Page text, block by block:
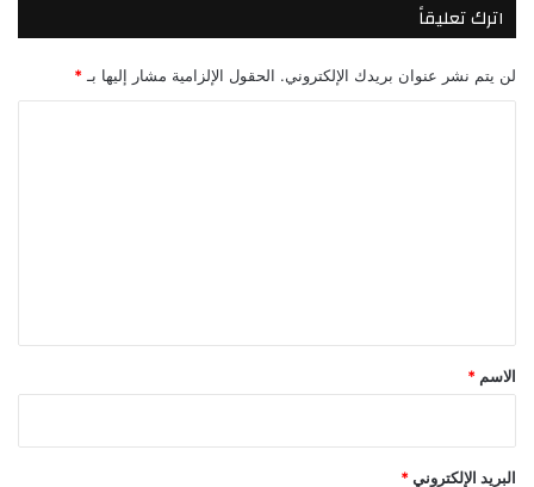
اترك تعليقاً
لن يتم نشر عنوان بريدك الإلكتروني. الحقول الإلزامية مشار إليها بـ *
*
الاسم *
البريد الإلكتروني *